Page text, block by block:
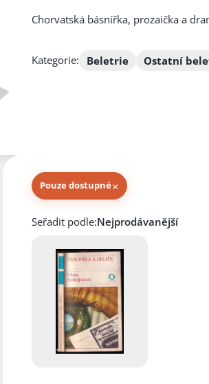
Chorvatská básnířka, prozaička a
Kategorie: Beletrie Ostatní
Pouze dostupné×
Knihy autora
Seřadit podle: